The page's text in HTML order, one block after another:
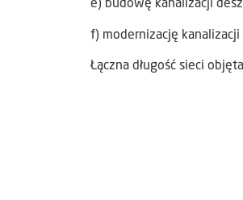
e) budowę kanalizacji
f) modernizację
Łączna długość sieci